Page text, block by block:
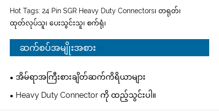
Hot Tags: 24 Pin SGR Heavy Duty Connectors၊ တရုတ်၊
ထုတ်လုပ်သူ၊ ပေးသွင်းသူ၊ စက်ရုံ၊
ဆက်စပ်အမျိုးအစား
အိမ်ရာအကြီးစားချိတ်ဆက်ကိရိယာများ
Heavy Duty Connector ကို ထည့်သွင်းပါ။